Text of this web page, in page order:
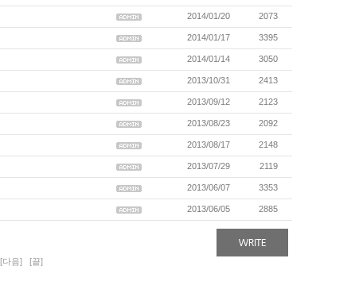
2014/01/20 2073
2014/01/17 3395
2014/01/14 3050
2013/10/31 2413
2013/09/12 2123
2013/08/23 2092
2013/08/17 2148
2013/07/29 2119
2013/06/07 3353
2013/06/05 2885
[다음] [끝]